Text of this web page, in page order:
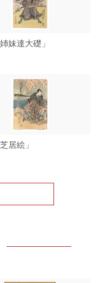
妹達大礎」
居絵」